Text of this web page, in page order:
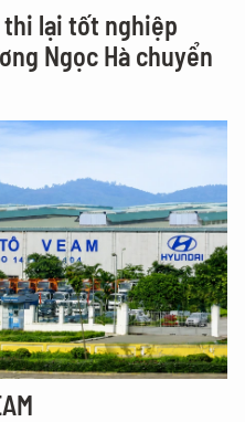
thi lại tốt nghiệp
Ngọc Hà chuyển